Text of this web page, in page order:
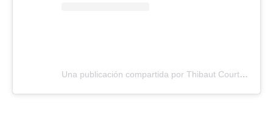
Una publicación compartida por Thibaut Courtois (@thibautcourtois)